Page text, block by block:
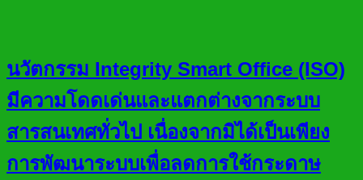
นวัตกรรม Integrity Smart Office (ISO)
มีความโดดเด่นและแตกต่างจากระบบ
สารสนเทศทั่วไป เนื่องจากมิได้เป็นเพียง
การพัฒนาระบบเพื่อลดการใช้กระดาษ